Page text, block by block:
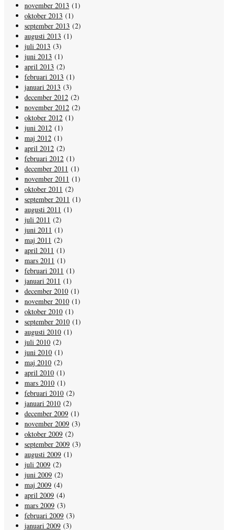
november 2013 (1)
oktober 2013 (1)
september 2013 (2)
augusti 2013 (1)
juli 2013 (3)
juni 2013 (1)
april 2013 (2)
februari 2013 (1)
januari 2013 (3)
december 2012 (2)
november 2012 (2)
oktober 2012 (1)
juni 2012 (1)
maj 2012 (1)
april 2012 (2)
februari 2012 (1)
december 2011 (1)
november 2011 (1)
oktober 2011 (2)
september 2011 (1)
augusti 2011 (1)
juli 2011 (2)
juni 2011 (1)
maj 2011 (2)
april 2011 (1)
mars 2011 (1)
februari 2011 (1)
januari 2011 (1)
december 2010 (1)
november 2010 (1)
oktober 2010 (1)
september 2010 (1)
augusti 2010 (1)
juli 2010 (2)
juni 2010 (1)
maj 2010 (2)
april 2010 (1)
mars 2010 (1)
februari 2010 (2)
januari 2010 (2)
december 2009 (1)
november 2009 (3)
oktober 2009 (2)
september 2009 (3)
augusti 2009 (1)
juli 2009 (2)
juni 2009 (2)
maj 2009 (4)
april 2009 (4)
mars 2009 (3)
februari 2009 (3)
januari 2009 (3)